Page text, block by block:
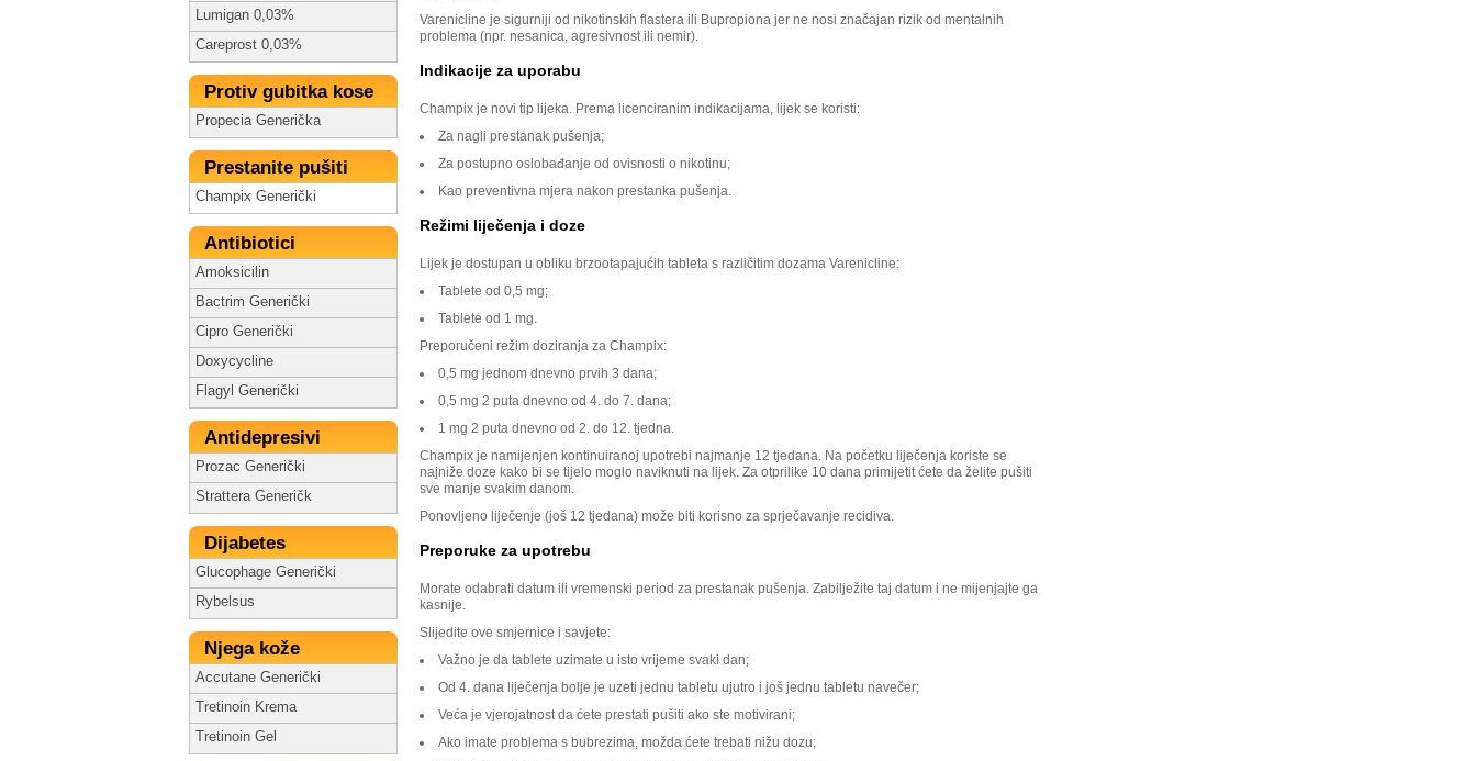
Lumigan 0,03%
Careprost 0,03%
Protiv gubitka kose
Propecia Generička
Prestanite pušiti
Champix Generički
Antibiotici
Amoksicilin
Bactrim Generički
Cipro Generički
Doxycycline
Flagyl Generički
Antidepresivi
Prozac Generički
Strattera Generičk
Dijabetes
Glucophage Generički
Rybelsus
Njega kože
Accutane Generički
Tretinoin Krema
Tretinoin Gel
Varenicline je sigurniji od nikotinskih flastera ili Bupropiona jer ne nosi značajan rizik od mentalnih
problema (npr. nesanica, agresivnost ili nemir).
Indikacije za uporabu
Champix je novi tip lijeka. Prema licenciranim indikacijama, lijek se koristi:
Za nagli prestanak pušenja;
Za postupno oslobađanje od ovisnosti o nikotinu;
Kao preventivna mjera nakon prestanka pušenja.
Režimi liječenja i doze
Lijek je dostupan u obliku brzootapajućih tableta s različitim dozama Varenicline:
Tablete od 0,5 mg;
Tablete od 1 mg.
Preporučeni režim doziranja za Champix:
0,5 mg jednom dnevno prvih 3 dana;
0,5 mg 2 puta dnevno od 4. do 7. dana;
1 mg 2 puta dnevno od 2. do 12. tjedna.
Champix je namijenjen kontinuiranoj upotrebi najmanje 12 tjedana. Na početku liječenja koriste se
najniže doze kako bi se tijelo moglo naviknuti na lijek. Za otprilike 10 dana primijetit ćete da želite pušiti
sve manje svakim danom.
Ponovljeno liječenje (još 12 tjedana) može biti korisno za sprječavanje recidiva.
Preporuke za upotrebu
Morate odabrati datum ili vremenski period za prestanak pušenja. Zabilježite taj datum i ne mijenjajte ga
kasnije.
Slijedite ove smjernice i savjete:
Važno je da tablete uzimate u isto vrijeme svaki dan;
Od 4. dana liječenja bolje je uzeti jednu tabletu ujutro i još jednu tabletu navečer;
Veća je vjerojatnost da ćete prestati pušiti ako ste motivirani;
Ako imate problema s bubrezima, možda ćete trebati nižu dozu;